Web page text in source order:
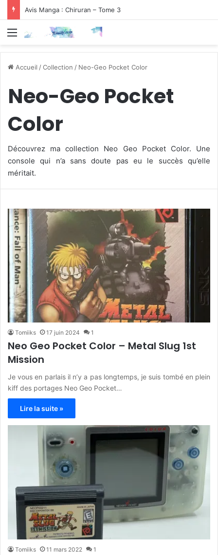
Avis Manga : Chiruran – Tome 3
Menu
Accueil /Collection / Neo-Geo Pocket Color
Neo-Geo Pocket
Color
Découvrez ma collection Neo Geo Pocket Color. Une
console qui n’a sans doute pas eu le succès qu’elle
méritait.
Tomiiks 17 juin 2024 1
Neo Geo Pocket Color – Metal Slug 1st
Mission
Je vous en parlais il n’y a pas longtemps, je suis tombé en plein
kiff des portages Neo Geo Pocket…
Lire la suite »
Tomiiks 11 mars 2022 1